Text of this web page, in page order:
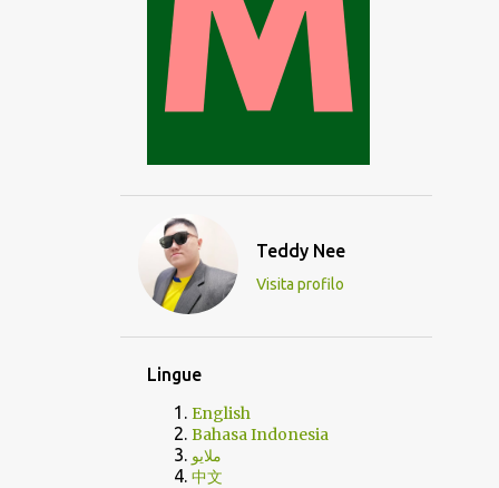
Teddy Nee
Visita profilo
Lingue
English
Bahasa Indonesia
ملايو
中文